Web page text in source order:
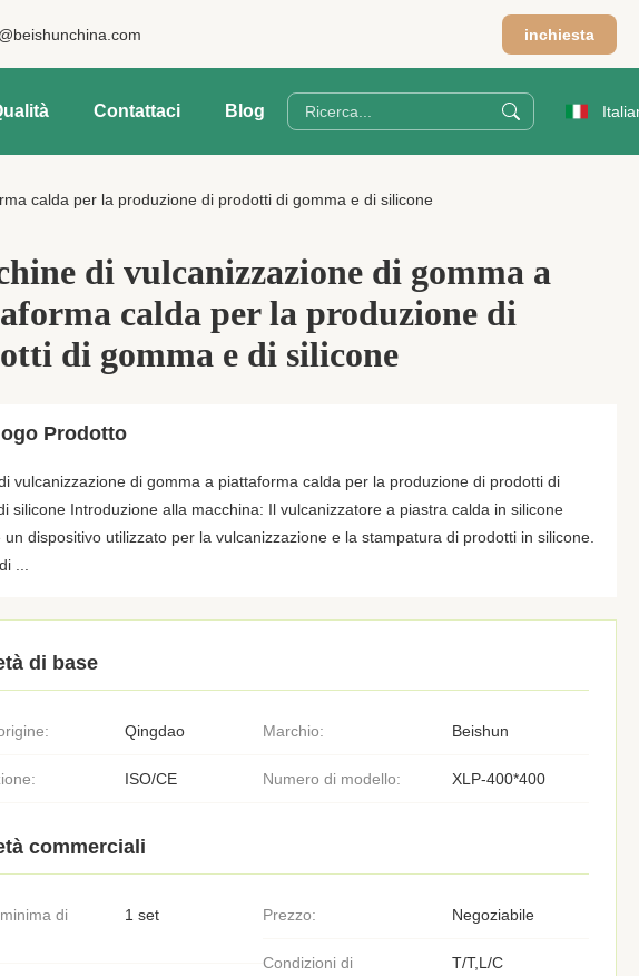
inchiesta
Contattaci Blog
calda per la produzione di prodotti di gomma e di silicone
di vulcanizzazione di gomma a
calda per la produzione di
di gomma e di silicone
Prodotto
vulcanizzazione di gomma a piattaforma calda per la produzione di prodotti di
silicone Introduzione alla macchina: Il vulcanizzatore a piastra calda in silicone
dispositivo utilizzato per la vulcanizzazione e la stampatura di prodotti in silicone.
...
di base
Qingdao Marchio: Beishun
ISO/CE Numero di modello: XLP-400*400
commerciali
di
1 set Prezzo: Negoziabile
Condizioni di
T/T,L/C